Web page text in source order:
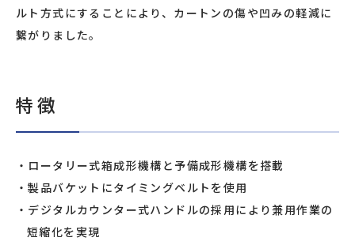
ルト方式にすることにより、カートンの傷や凹みの軽減に
繋がりました。
特徴
ロータリー式箱成形機構と予備成形機構を搭載
製品バケットにタイミングベルトを使用
デジタルカウンター式ハンドルの採用により兼用作業の
短縮化を実現